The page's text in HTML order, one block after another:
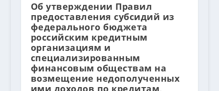
Об утверждении Правил
предоставления субсидий из
федерального бюджета
российским кредитным
организациям и
специализированным
финансовым обществам на
возмещение недополученных
ими доходов по кредитам,